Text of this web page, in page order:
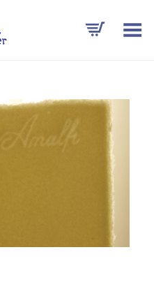
Toggle Menu